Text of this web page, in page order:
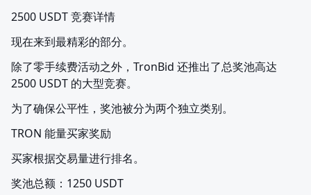
2500 USDT 竞赛详情
现在来到最精彩的部分。
除了零手续费活动之外，TronBid 还推出了总奖池高达
2500 USDT 的大型竞赛。
为了确保公平性，奖池被分为两个独立类别。
TRON 能量买家奖励
买家根据交易量进行排名。
奖池总额：1250 USDT